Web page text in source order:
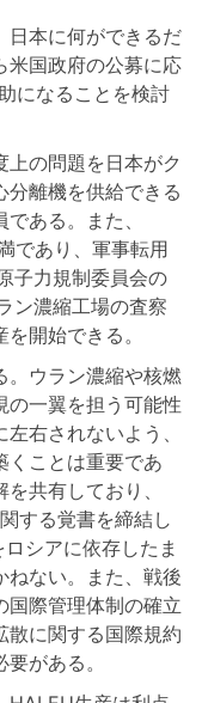
本に何ができるだ
米国政府の公募に応
になることを検討
の問題を日本がク
分離機を供給できる
ある。また、
であり、軍事転用
子力規制委員会の
ン濃縮工場の査察
開始できる。
ウラン濃縮や核燃
の一翼を担う可能性
右されないよう、
くことは重要であ
共有しており、
する覚書を締結し
シアに依存したま
ねない。また、戦後
国際管理体制の確立
散に関する国際規約
がある。